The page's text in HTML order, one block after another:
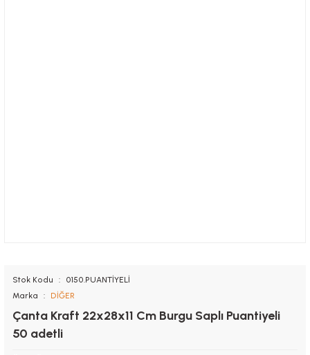
Stok Kodu
0150.PUANTİYELİ
Marka
DİĞER
Çanta Kraft 22x28x11 Cm Burgu Saplı Puantiyeli
50 adetli